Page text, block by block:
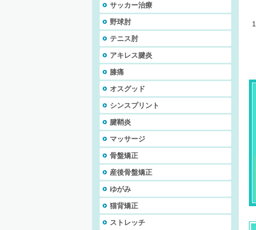
サッカー治療
野球肘
テニス肘
アキレス腱炎
膝痛
オスグッド
シンスプリント
腱鞘炎
マッサージ
骨盤矯正
産後骨盤矯正
ゆがみ
猫背矯正
ストレッチ